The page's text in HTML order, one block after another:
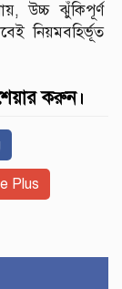
উচ্চ ঝুঁকিপূর্ণ
নিয়মবহির্ভূত
করুন।
Plus